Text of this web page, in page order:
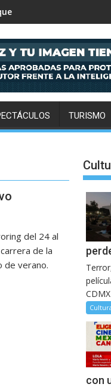
eliminación
TURISMO
del 24 al
de la
de verano.
con